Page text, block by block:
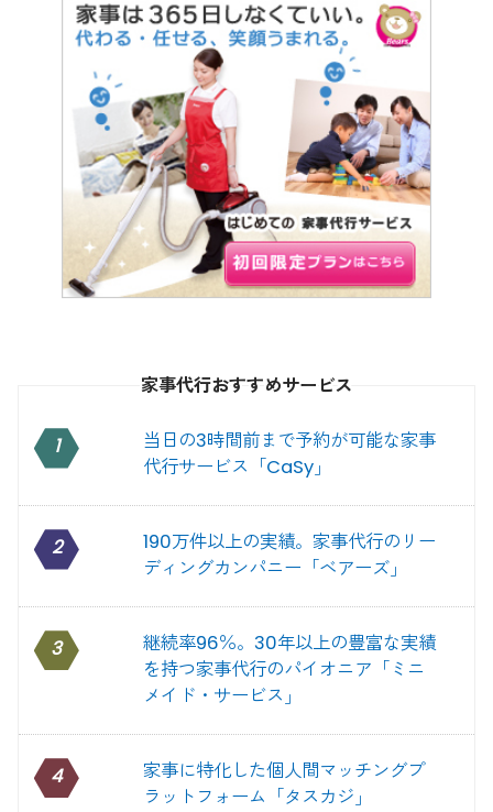
家事代行おすすめサービス
1
当日の3時間前まで予約が可能な家事
代行サービス「CaSy」
2
190万件以上の実績。家事代行のリー
ディングカンパニー「ベアーズ」
3
継続率96％。30年以上の豊富な実績
を持つ家事代行のパイオニア「ミニ
メイド・サービス」
4
家事に特化した個人間マッチングプ
ラットフォーム「タスカジ」